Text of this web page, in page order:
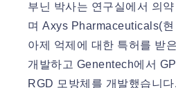
부닌 박사는 연구실에서 의
며 Axys Pharmaceuticals(현
아제 억제에 대한 특허를 받
개발하고 Genentech에서
RGD 모방체를 개발했습니다